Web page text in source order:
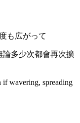
も広がって
論多少次都會再次擴
if wavering, spreading